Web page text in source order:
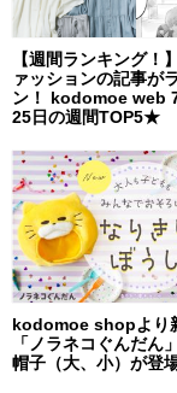
【週間ランキング！
ァッションの記事が
ン！ kodomoe web
25日の週間TOP5★
kodomoe shopより
「ノラネコぐんだん
帽子（大、小）が登